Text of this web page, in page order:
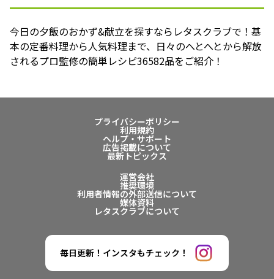
今日の夕飯のおかず&献立を探すならレタスクラブで！基
本の定番料理から人気料理まで、日々のへとへとから解放
されるプロ監修の簡単レシピ36582品をご紹介！
プライバシーポリシー
利用規約
ヘルプ・サポート
広告掲載について
最新トピックス
運営会社
推奨環境
利用者情報の外部送信について
媒体資料
レタスクラブについて
毎日更新！インスタもチェック！